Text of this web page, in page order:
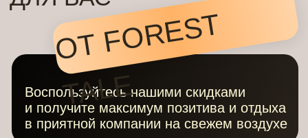
Бронируем по предоплате - от3000
(возвращается при выезде)
Дети до 7 лет -бесплатно
Возврат предоплаты возможен при
отмене брони
не менее, чем за 7
суток
Заезд с 15:00, выезд до 12:00
Доплата за питомца1500 руб./сутки
Гостевой визит1500 руб./человек